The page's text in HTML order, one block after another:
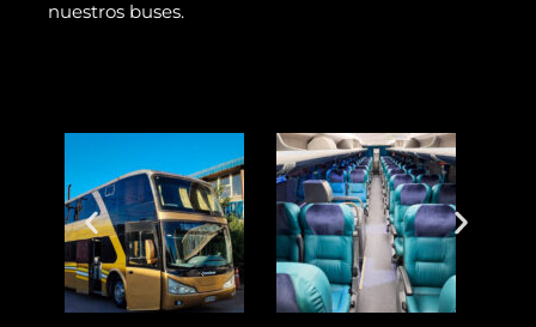
nuestros buses.